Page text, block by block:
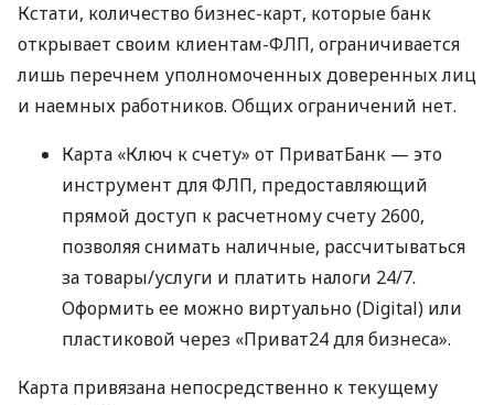
Кстати, количество бизнес-карт, которые банк
открывает своим клиентам-ФЛП, ограничивается
лишь перечнем уполномоченных доверенных лиц
и наемных работников. Общих ограничений нет.
Карта «Ключ к счету» от ПриватБанк — это
инструмент для ФЛП, предоставляющий
прямой доступ к расчетному счету 2600,
позволяя снимать наличные, рассчитываться
за товары/услуги и платить налоги 24/7.
Оформить ее можно виртуально (Digital) или
пластиковой через «Приват24 для бизнеса».
Карта привязана непосредственно к текущему